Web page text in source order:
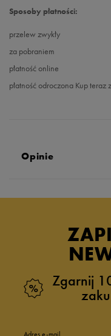
Sposoby płatności:
przelew zwykły
za pobraniem
płatność online
płatność odroczona Kup teraz
Opinie
Zgarnij